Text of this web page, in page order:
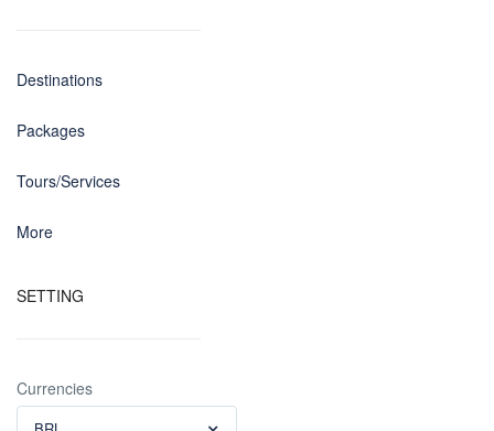
Destinations
Packages
Tours/Services
More
SETTING
Currencies